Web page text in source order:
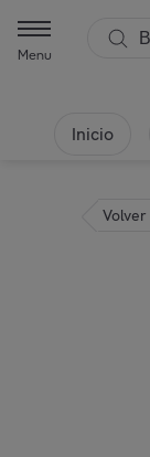
Menu
Inicio
Volver